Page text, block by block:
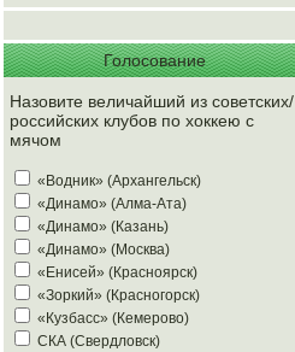
Голосование
Назовите величайший из советских/
российских клубов по хоккею с
мячом
«Водник» (Архангельск)
«Динамо» (Алма-Ата)
«Динамо» (Казань)
«Динамо» (Москва)
«Енисей» (Красноярск)
«Зоркий» (Красногорск)
«Кузбасс» (Кемерово)
СКА (Свердловск)